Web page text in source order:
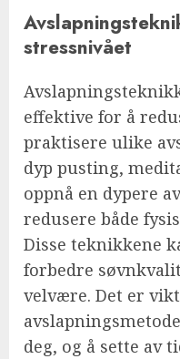
stressnivået
effektive for å
praktisere ulike
dyp pusting,
oppnå en dypere
redusere både
Disse teknikkene
forbedre
velvære. Det er
deg, og å sette av